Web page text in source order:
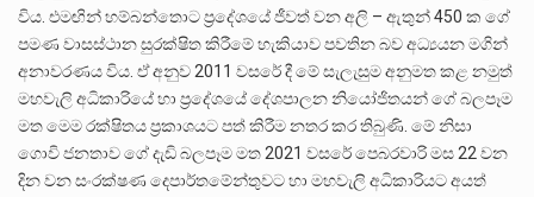
විය. එමඟින් හම්බන්තොට ප්‍රදේශයේ ජීවත් වන අලි – ඇතුන් 450 ක ගේ
පමණ වාසස්ථාන සුරක්ෂිත කිරීමේ හැකියාව පවතින බව අධ්‍යයන මගින්
අනාවරණය විය. ඒ අනුව 2011 වසරේ දී මේ සැලැසුම අනුමත කළ නමුත්
මහවැලි අධිකාරියේ හා ප්‍රදේශයේ දේශපාලන නියෝජිතයන් ගේ බලපෑම
මත මෙම රක්ෂිතය ප්‍රකාශයට පත් කිරීම නතර කර තිබුණි. මේ නිසා
ගොවි ජනතාව ගේ දැඩි බලපෑම මත 2021 වසරේ පෙබරවාරි මස 22 වන
දින වන සංරක්ෂණ දෙපාර්තමේන්තුවට හා මහවැලි අධිකාරියට අයත්